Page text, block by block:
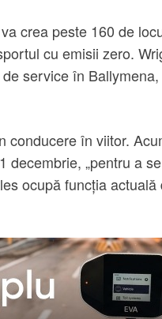
crea peste 160 de
cu emisii zero.
service în
conducere în viitor.
decembrie, „pentru a
ocupă funcția